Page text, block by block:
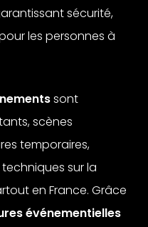
sécurité,
les personnes à
sont
scènes
temporaires,
sur la
en France. Grâce
événementielles